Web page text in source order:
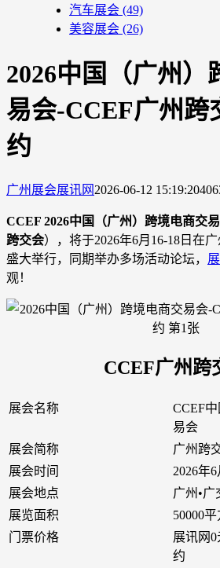
汽车展会 (49)
美容展会 (26)
2026中国（广州）
易会-CCEF广州跨
约
广州展会展讯网 2026-06-12 15:19:20
CCEF 2026中国（广州）跨境电商交
跨交会），将于2026年6月16-18日在
盛大举行，同期举办多场活动论坛，
观！
CCEF广州跨
展会名称
CCEF
易会
展会简称
广州跨
展会时间
2026年6
展会地点
广州•广
展览面积
50000
门票价格
展讯网
约